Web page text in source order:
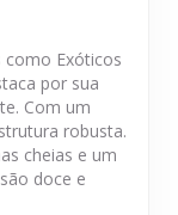
como Exóticos
por sua
Com um
robusta.
cheias e um
doce e